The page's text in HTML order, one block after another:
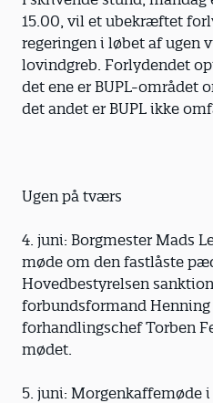
15.00, vil et ubekræftet
regeringen i løbet af ugen
lovindgreb. Forlydendet
det ene er BUPL-området
det andet er BUPL ikke
Ugen på tværs
4. juni: Borgmester Mads
møde om den fastlåste
Hovedbestyrelsen
forbundsformand Henning
forhandlingschef Torben
mødet.
5. juni: Morgenkaffemøde